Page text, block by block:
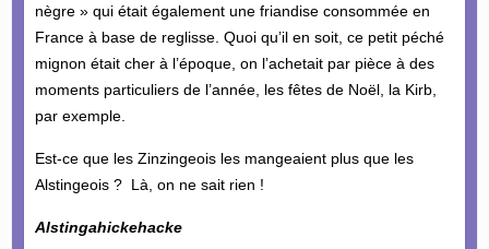
nègre » qui était également une friandise consommée en
France à base de reglisse. Quoi qu’il en soit, ce petit péché
mignon était cher à l’époque, on l’achetait par pièce à des
moments particuliers de l’année, les fêtes de Noël, la Kirb,
par exemple.
Est-ce que les Zinzingeois les mangeaient plus que les
Alstingeois ? Là, on ne sait rien !
Alstingahickehacke